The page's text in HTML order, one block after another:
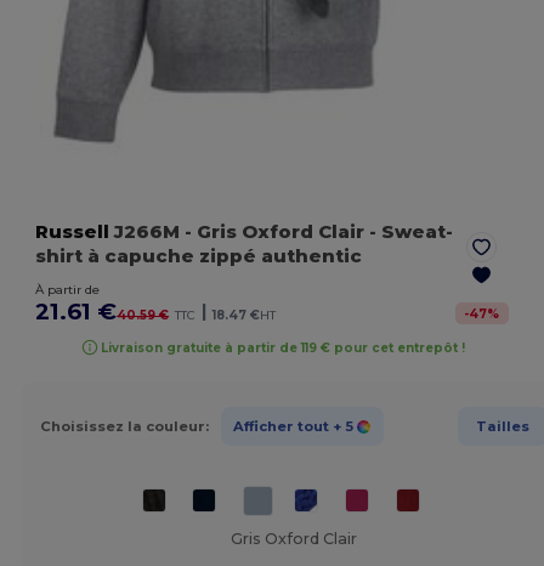
Russell J266M - Gris Oxford Clair - Sweat-
shirt à capuche zippé authentic
À partir de
21.61 €40.59 € TTC 18.47 €HT -47%
Livraison gratuite à partir de 119 € pour cet entrepôt !
Choisissez la couleur: Afficher tout + 5 Tailles
Gris Oxford Clair